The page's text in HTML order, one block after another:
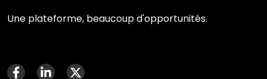
Une plateforme, beaucoup d'opportunités.
Menu social media